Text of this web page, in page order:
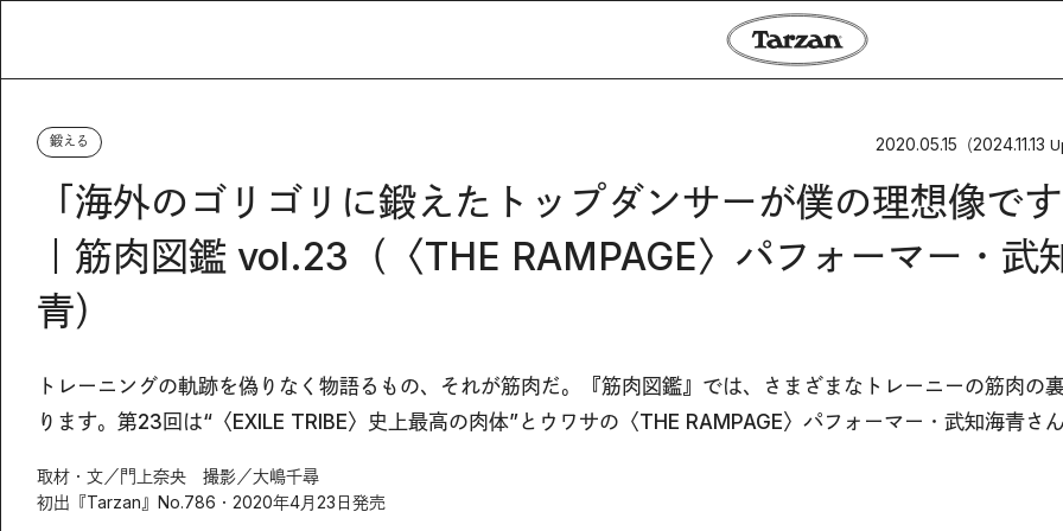
鍛える 2020.05.15 （2024.11.13
「海外のゴリゴリに鍛えたトップダンサーが僕の理想像で
｜筋肉図鑑 vol.23（〈THE RAMPAGE〉パフォーマー・武
青）
トレーニングの軌跡を偽りなく物語るもの、それが筋肉だ。『筋肉図鑑』では、さまざまなトレーニーの筋肉の
ります。第23回は“〈EXILE TRIBE〉史上最高の肉体”とウワサの〈THE RAMPAGE〉パフォーマー・武知海青さ
取材・文／門上奈央 撮影／大嶋千尋
初出『Tarzan』No.786・2020年4月23日発売